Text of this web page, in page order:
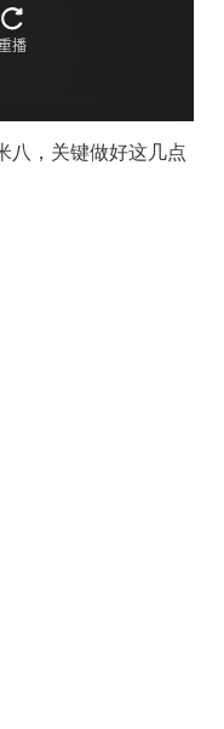
八，关键做好这几点